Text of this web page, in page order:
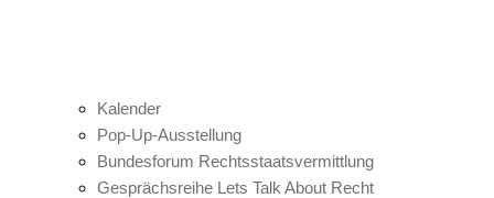
Kalender
Pop-Up-Ausstellung
Bundesforum Rechtsstaatsvermittlung
Gesprächsreihe Lets Talk About Recht